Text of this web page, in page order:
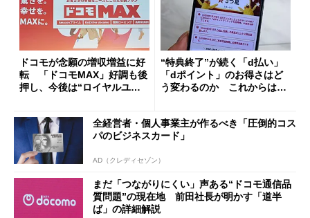
ドコモが念願の増収増益に好
転 「ドコモMAX」好調も後
押し、今後は“ロイヤルユー
“特典終了”が続く「d払い」
「dポイント」のお得さはど
う変わるのか これからは
全経営者・個人事業主が作るべき「圧倒的コス
パのビジネスカード」
AD（クレディセゾン）
まだ「つながりにくい」声ある“ドコモ通信品
質問題”の現在地 前田社長が明かす「道半
ば」の詳細解説